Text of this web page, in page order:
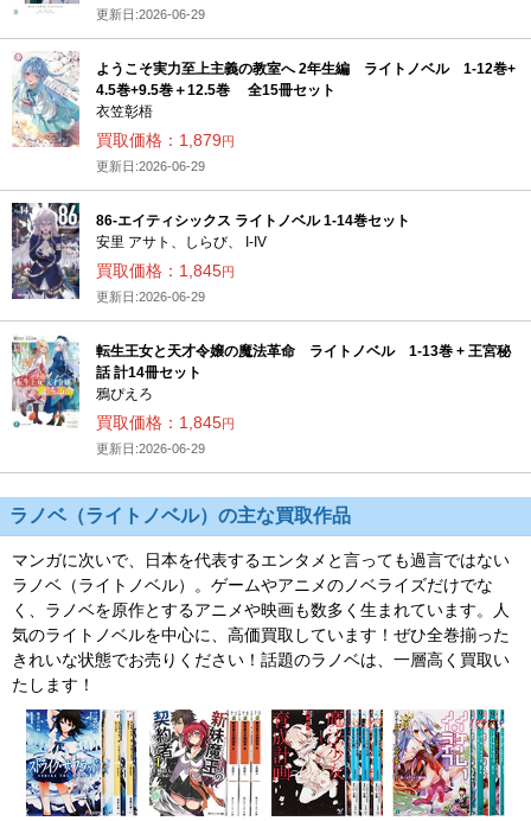
更新日:2026-06-29
ようこそ実力至上主義の教室へ 2年生編 ライトノベル 1-12巻+
4.5巻+9.5巻＋12.5巻 全15冊セット
衣笠彰梧
買取価格：1,879円
更新日:2026-06-29
86-エイティシックス ライトノベル 1-14巻セット
安里 アサト、しらび、 I-IV
買取価格：1,845円
更新日:2026-06-29
転生王女と天才令嬢の魔法革命 ライトノベル 1-13巻 + 王宮秘
話 計14冊セット
鴉ぴえろ
買取価格：1,845円
更新日:2026-06-29
ラノベ（ライトノベル）の主な買取作品
マンガに次いで、日本を代表するエンタメと言っても過言ではない
ラノベ（ライトノベル）。ゲームやアニメのノベライズだけでな
く、ラノベを原作とするアニメや映画も数多く生まれています。人
気のライトノベルを中心に、高価買取しています！ぜひ全巻揃った
きれいな状態でお売りください！話題のラノベは、一層高く買取い
たします！